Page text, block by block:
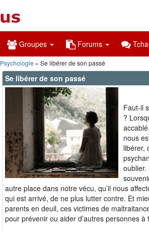
Groupes Forums
Psychologie » Se libérer de son passé
Se libérer de son passé
Faut-il
?
nous
libérer,
oublier.
autre place dans notre vécu, qu’il nous
qui est arrivé, de ne plus lutter contre. Et
parents en deuil, ces victimes de
pour prévenir ou aider d’autres personnes